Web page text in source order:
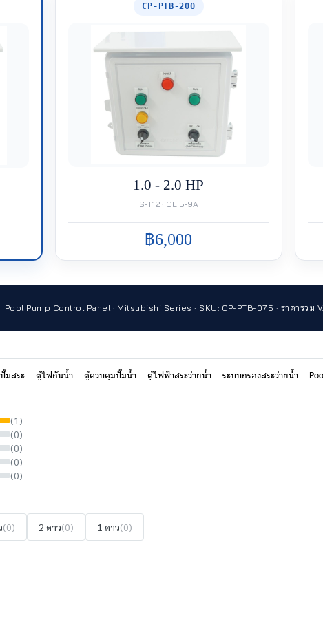
CP-PTB-200
1.0 - 2.0 HP
S-T12 · OL 5-9A
฿6,000
Pool Pump Control Panel · Mitsubishi Series · SKU: CP-PTB-075 · ราคารวม
มสระ ตู้ไฟกันน้ำ ตู้ควบคุมปั๊มน้ำ ตู้ไฟฟ้าสระว่ายน้ำ ระบบกรองสระว่ายน้ำ
(0)
(0)
(0)
(0)
(1)
(0) 2 ดาว(0) 1 ดาว(0)